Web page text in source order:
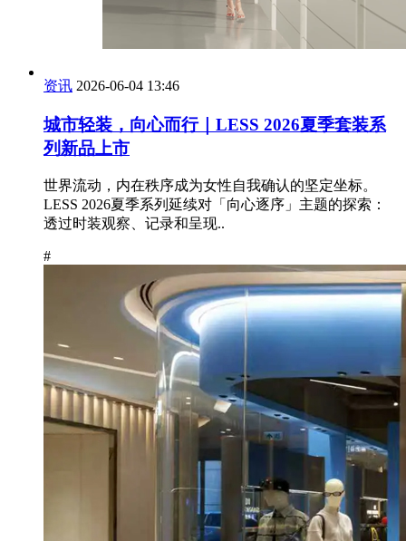
资讯 2026-06-04 13:46
城市轻装，向心而行｜LESS 2026夏季套装系
列新品上市
世界流动，内在秩序成为女性自我确认的坚定坐标。
LESS 2026夏季系列延续对「向心逐序」主题的探索：
透过时装观察、记录和呈现..
#